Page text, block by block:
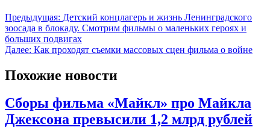
Предыдущая: Детский концлагерь и жизнь Ленинградского
зоосада в блокаду. Смотрим фильмы о маленьких героях и
больших подвигах
Далее: Как проходят съемки массовых сцен фильма о войне
Похожие новости
Сборы фильма «Майкл» про Майкла
Джексона превысили 1,2 млрд рублей